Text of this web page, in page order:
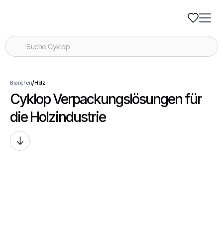
Branchen/Holz
Cyklop Verpackungslösungen für
die Holzindustrie